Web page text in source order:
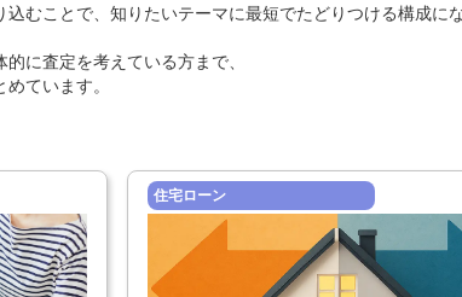
込むことで、知りたいテーマに最短でたどりつける構成に
に査定を考えている方まで、
めています。
住宅ローン